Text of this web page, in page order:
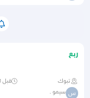
ربع
تبوك قبل ٦ ساعات
س سيمو .